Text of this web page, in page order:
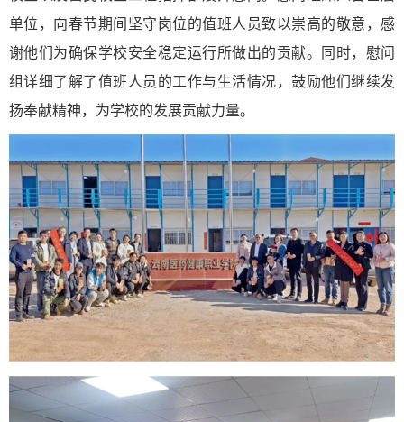
单位，向春节期间坚守岗位的值班人员致以崇高的敬意，感
谢他们为确保学校安全稳定运行所做出的贡献。同时，慰问
组详细了解了值班人员的工作与生活情况，鼓励他们继续发
扬奉献精神，为学校的发展贡献力量。